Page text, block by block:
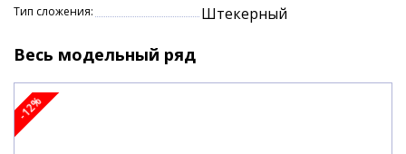
Тип сложения: Штекерный
Весь модельный ряд
-12%